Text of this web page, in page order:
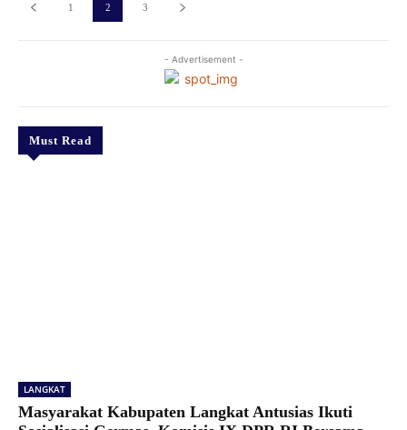
- Advertisement -
Must Read
LANGKAT
Masyarakat Kabupaten Langkat Antusias Ikuti
1 2 3